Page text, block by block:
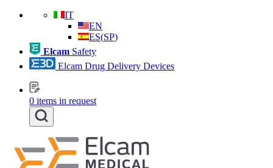
IT
EN
ES(SP)
Elcam Safety
Elcam Drug Delivery Devices
0 items in request